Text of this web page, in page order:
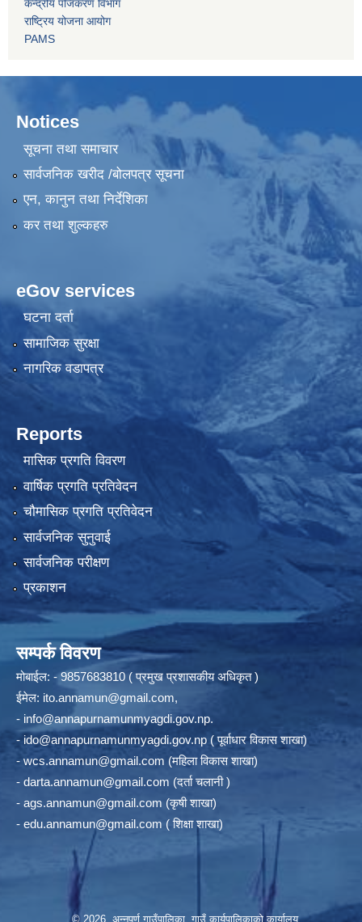
केन्द्रीय पंजिकरण विभाग
राष्ट्रिय योजना आयोग
PAMS
Notices
सूचना तथा समाचार
सार्वजनिक खरीद /बोलपत्र सूचना
एन, कानुन तथा निर्देशिका
कर तथा शुल्कहरु
eGov services
घटना दर्ता
सामाजिक सुरक्षा
नागरिक वडापत्र
Reports
मासिक प्रगति विवरण
वार्षिक प्रगति प्रतिवेदन
चौमासिक प्रगति प्रतिवेदन
सार्वजनिक सुनुवाई
सार्वजनिक परीक्षण
प्रकाशन
सम्पर्क विवरण
मोबाईल: - 9857683810 ( प्रमुख प्रशासकीय अधिकृत )
ईमेल: ito.annamun@gmail.com,
- info@annapurnamunmyagdi.gov.np.
- ido@annapurnamunmyagdi.gov.np ( पूर्वाधार विकास शाखा)
- wcs.annamun@gmail.com (महिला विकास शाखा)
- darta.annamun@gmail.com (दर्ता चलानी )
- ags.annamun@gmail.com (कृषी शाखा)
- edu.annamun@gmail.com ( शिक्षा शाखा)
© 2026 अन्‍नपूर्ण गाउँपालिका, गाउँ कार्यपालिकाको कार्यालय